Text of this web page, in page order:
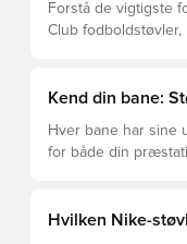
Forstå de vigtigste
Club
Kend din bane:
Hver bane har sine
for både din
forskellige typer
Hvilken Nike-